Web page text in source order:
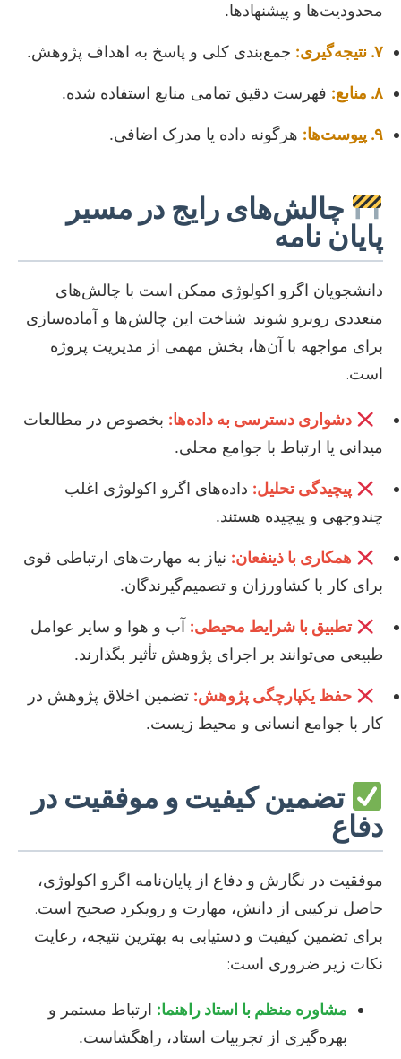
محدودیت‌ها و پیشنهادها.
۷. نتیجه‌گیری: جمع‌بندی کلی و پاسخ به اهداف پژوهش.
۸. منابع: فهرست دقیق تمامی منابع استفاده شده.
۹. پیوست‌ها: هرگونه داده یا مدرک اضافی.
چالش‌های رایج در مسیر
پایان نامه
دانشجویان اگرو اکولوژی ممکن است با چالش‌های
متعددی روبرو شوند. شناخت این چالش‌ها و آماده‌سازی
برای مواجهه با آن‌ها، بخش مهمی از مدیریت پروژه
است.
دشواری دسترسی به داده‌ها: بخصوص در مطالعات
میدانی یا ارتباط با جوامع محلی.
پیچیدگی تحلیل: داده‌های اگرو اکولوژی اغلب
چندوجهی و پیچیده هستند.
همکاری با ذینفعان: نیاز به مهارت‌های ارتباطی قوی
برای کار با کشاورزان و تصمیم‌گیرندگان.
تطبیق با شرایط محیطی: آب و هوا و سایر عوامل
طبیعی می‌توانند بر اجرای پژوهش تأثیر بگذارند.
حفظ یکپارچگی پژوهش: تضمین اخلاق پژوهش در
کار با جوامع انسانی و محیط زیست.
تضمین کیفیت و موفقیت در
دفاع
موفقیت در نگارش و دفاع از پایان‌نامه اگرو اکولوژی،
حاصل ترکیبی از دانش، مهارت و رویکرد صحیح است.
برای تضمین کیفیت و دستیابی به بهترین نتیجه، رعایت
نکات زیر ضروری است:
مشاوره منظم با استاد راهنما: ارتباط مستمر و
بهره‌گیری از تجربیات استاد، راهگشاست.